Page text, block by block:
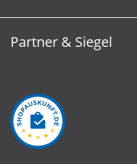
Partner & Siegel